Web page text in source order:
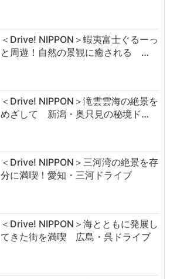
＜Drive! NIPPON＞蝦夷富士ぐるーっ
と周遊！自然の景観に癒される …
＜Drive! NIPPON＞滝雲雲海の絶景を
めざして 新潟・奥只見の秘境ド…
＜Drive! NIPPON＞三河湾の絶景を存
分に満喫！愛知・三河ドライブ
＜Drive! NIPPON＞海とともに発展し
てきた街を満喫 広島・呉ドライブ